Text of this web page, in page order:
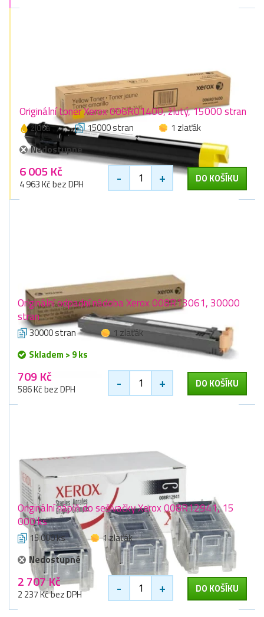
Originální toner Xerox 006R01400, žlutý, 15000 stran
žlutá 15000 stran
1 zlaťák
Nedostupné
6 005 Kč
4 963 Kč bez DPH - + DO KOŠÍKU
Originální odpadní nádoba Xerox 008R13061, 30000
stran
30000 stran
1 zlaťák
Skladem > 9 ks
709 Kč
586 Kč bez DPH - + DO KOŠÍKU
Originální náplň do sešívačky Xerox 008R12941, 15
000 ks
15 000 ks
1 zlaťák
Nedostupné
2 707 Kč
2 237 Kč bez DPH - + DO KOŠÍKU